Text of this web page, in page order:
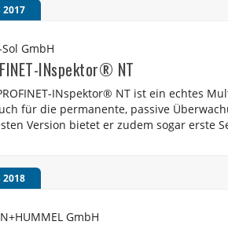
2017
GmbH
INspektor® NT
INspektor® NT ist ein echtes
für die permanente, passive
Version bietet er zudem sogar erste
2018
GmbH